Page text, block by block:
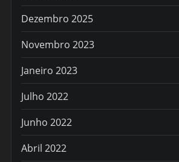
Dezembro 2025
Novembro 2023
Janeiro 2023
Julho 2022
Junho 2022
Abril 2022